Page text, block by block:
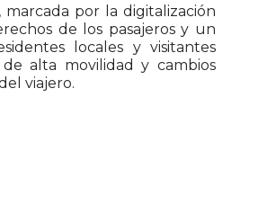
por la digitalización
de los pasajeros y un
locales y visitantes
alta movilidad y cambios
viajero.